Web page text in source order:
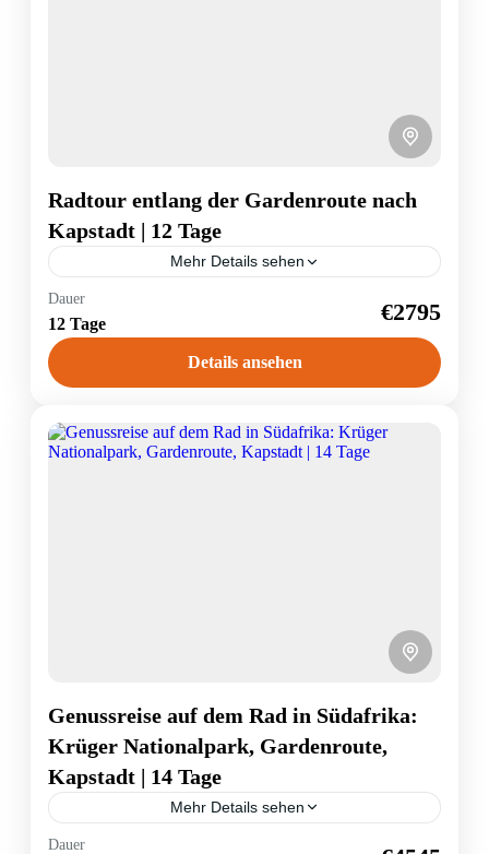
Radtour entlang der Gardenroute nach
Kapstadt | 12 Tage
Mehr Details sehen
Südafrika
1 Person
Dauer
12 Tage €2795
Details ansehen
Genussreise auf dem Rad in Südafrika:
Krüger Nationalpark, Gardenroute,
Kapstadt | 14 Tage
Mehr Details sehen
Südafrika
Dauer